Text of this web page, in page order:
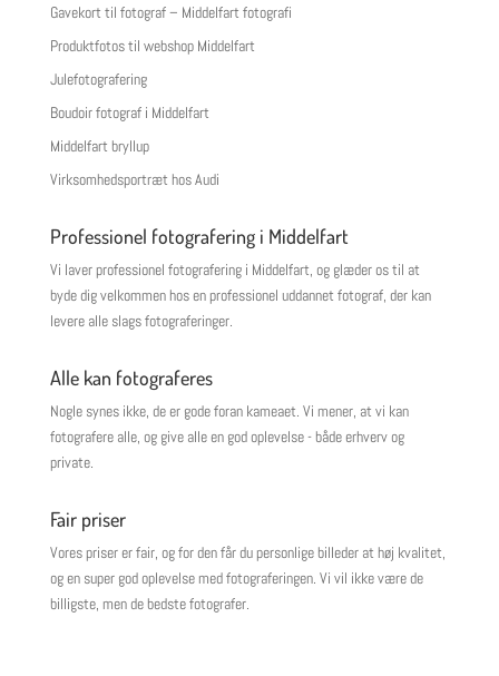
Gavekort til fotograf – Middelfart fotografi
Produktfotos til webshop Middelfart
Julefotografering
Boudoir fotograf i Middelfart
Middelfart bryllup
Virksomhedsportræt hos Audi
Professionel fotografering i Middelfart
Vi laver professionel fotografering i Middelfart, og glæder os til at
byde dig velkommen hos en professionel uddannet fotograf, der kan
levere alle slags fotograferinger.
Alle kan fotograferes
Nogle synes ikke, de er gode foran kameaet. Vi mener, at vi kan
fotografere alle, og give alle en god oplevelse - både erhverv og
private.
Fair priser
Vores priser er fair, og for den får du personlige billeder at høj kvalitet,
og en super god oplevelse med fotograferingen. Vi vil ikke være de
billigste, men de bedste fotografer.